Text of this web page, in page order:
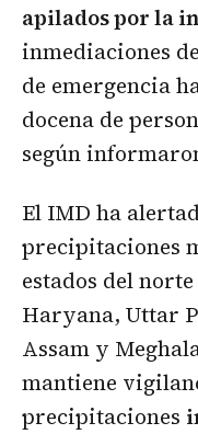
apilados por la
inmediaciones
de emergencia
docena de
según
El IMD ha
precipitaciones
estados del
Haryana, Uttar
Assam y
mantiene
precipitaciones